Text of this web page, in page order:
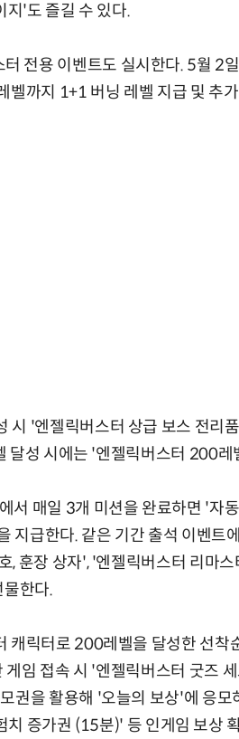
지'도 즐길 수 있다.
전용 이벤트도 실시한다. 5월 2
까지 1+1 버닝 레벨 지급 및 추
시 '엔젤릭버스터 상급 보스 전리
달성 시에는 '엔젤릭버스터 200레
서 매일 3개 미션을 완료하면 '자
지급한다. 같은 기간 출석 이벤트
, 훈장 상자', '엔젤릭버스터 리마
한다.
캐릭터로 200레벨을 달성한 선착
임 접속 시 '엔젤릭버스터 굿즈
권을 활용해 '오늘의 보상'에 응
증가권 (15분)' 등 인게임 보상